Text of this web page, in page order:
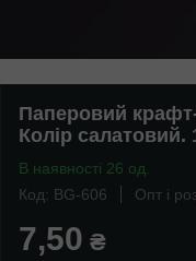
Паперовий
Колір салатовий.
В наявності 26 од.
Код: BG-606
Опт і
7,50 ₴